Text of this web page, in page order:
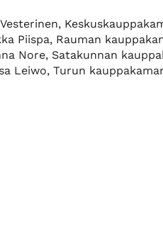
Piispa, Rauman
Nore, Satakunnan
Leiwo, Turun